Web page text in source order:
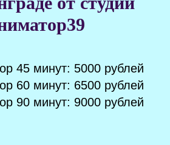
45 минут: 5000 рублей
60 минут: 6500 рублей
90 минут: 9000 рублей